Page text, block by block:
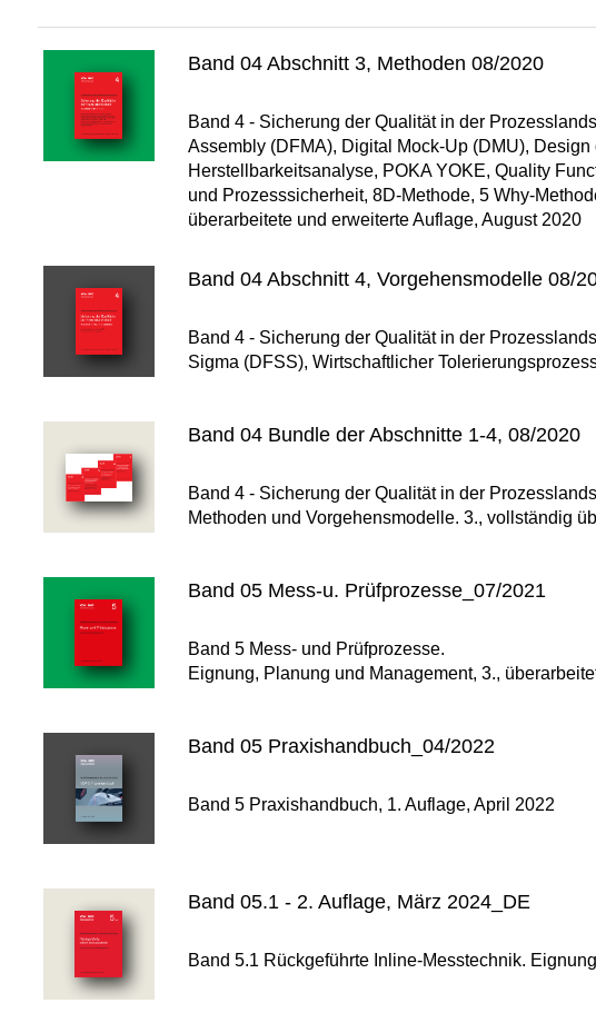
Band 04 Abschnitt 3, Methoden 08/2020
Band 4 - Sicherung der Qualität in der
Assembly (DFMA), Digital Mock-Up (DMU),
Herstellbarkeitsanalyse, POKA YOKE, Quality
und Prozesssicherheit, 8D-Methode, 5 Why-
überarbeitete und erweiterte Auflage, August 2020
Band 04 Abschnitt 4, Vorgehensmodelle 08/
Band 4 - Sicherung der Qualität in der
Sigma (DFSS), Wirtschaftlicher
Band 04 Bundle der Abschnitte 1-4, 08/2020
Band 4 - Sicherung der Qualität in der
Methoden und Vorgehensmodelle. 3., vollständig
Band 05 Mess-u. Prüfprozesse_07/2021
Band 5 Mess- und Prüfprozesse.
Eignung, Planung und Management, 3.,
Band 05 Praxishandbuch_04/2022
Band 5 Praxishandbuch, 1. Auflage, April 2022
Band 05.1 - 2. Auflage, März 2024_DE
Band 5.1 Rückgeführte Inline-Messtechnik.